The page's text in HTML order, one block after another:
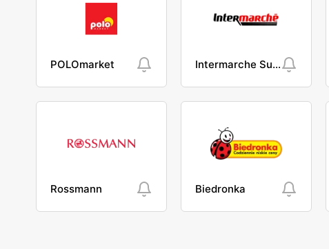
POLOmarket Intermarche Super
Rossmann Biedronka